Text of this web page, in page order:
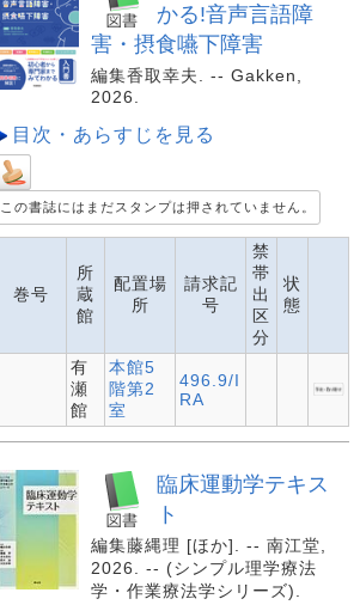
かる!音声言語障
害・摂食嚥下障害
編集香取幸夫. -- Gakken,
2026.
目次・あらすじを見る
この書誌にはまだスタンプは押されていません。
巻号
所
蔵
館
配置場
所
請求記
号
禁
帯
出
区
分
状
態
有
瀬
館
本館5
階第2
室
496.9/I
RA
臨床運動学テキス
ト
編集藤縄理 [ほか]. -- 南江堂,
2026. -- (シンプル理学療法
学・作業療法学シリーズ).